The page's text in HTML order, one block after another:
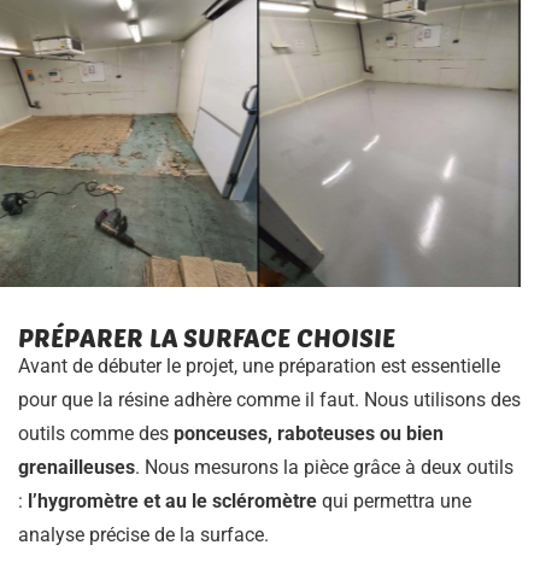
PRÉPARER LA SURFACE CHOISIE
Avant de débuter le projet, une préparation est essentielle
pour que la résine adhère comme il faut. Nous utilisons des
outils comme des ponceuses, raboteuses ou bien
grenailleuses. Nous mesurons la pièce grâce à deux outils
: l’hygromètre et au le scléromètre qui permettra une
analyse précise de la surface.